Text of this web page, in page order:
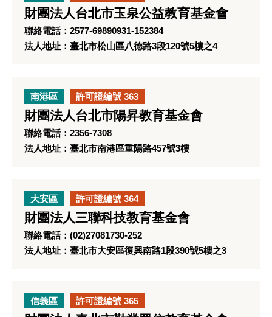
財團法人台北市玉泉公益教育基金會
聯絡電話：2577-69890931-152384
法人地址：臺北市松山區八德路3段120號5樓之4
南港區 許可證編號 363
財團法人台北市陽昇教育基金會
聯絡電話：2356-7308
法人地址：臺北市南港區重陽路457號3樓
大安區 許可證編號 364
財團法人三聯科技教育基金會
聯絡電話：(02)27081730-252
法人地址：臺北市大安區復興南路1段390號5樓之3
信義區 許可證編號 365